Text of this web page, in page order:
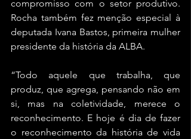
compromisso com o setor produtivo.
Rocha também fez menção especial à
deputada Ivana Bastos, primeira mulher
presidente da história da ALBA.
“Todo aquele que trabalha, que
produz, que agrega, pensando não em
si, mas na coletividade, merece o
reconhecimento. E hoje é dia de fazer
o reconhecimento da história de vida